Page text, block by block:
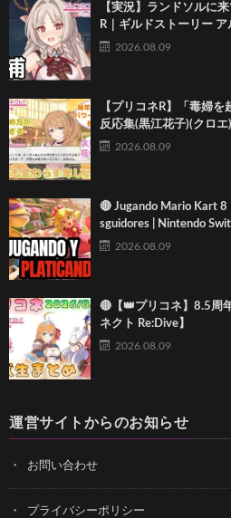
【実況】ランドソルに
R｜ギルドストーリー
2026.08.09
【プリコネR】「毒婦
反応集(黒江花子)(クロエ)
2026.08.09
🔴 Jugando Mario Kart 8
sguidores | Nintendo
2026.08.09
🔴【👑プリコネ】8.5周
ネクト Re:Dive】
2026.08.09
運営サイトからのお知らせ
お問い合わせ
プライバシーポリシー